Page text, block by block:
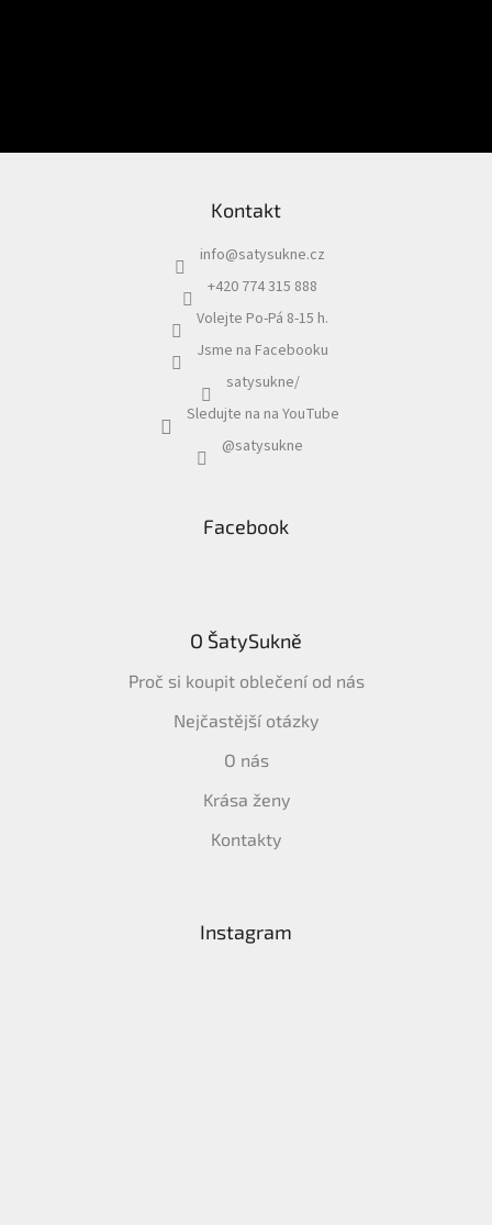
Kontakt
info@satysukne.cz
+420 774 315 888
Volejte Po-Pá 8-15 h.
Jsme na Facebooku
satysukne/
Sledujte na na YouTube
@satysukne
Facebook
O ŠatySukně
Proč si koupit oblečení od nás
Nejčastější otázky
O nás
Krása ženy
Kontakty
Instagram